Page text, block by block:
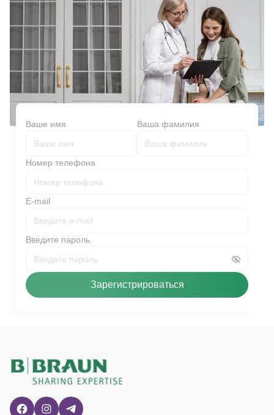
Ваше имя Ваша фамилия
Номер телефона
E-mail
Введите пароль
Зарегистрироваться